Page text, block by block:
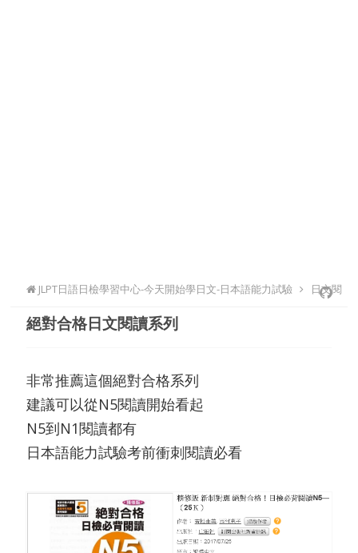
JLPT日語日檢學習中心-今天開始學日文-日本語能力試驗 日文閱
讀自學
絕對合格日文閱讀系列
非常推薦這個絕對合格系列
建議可以從N5閱讀開始看起
N5到N1閱讀都有
日本語能力試驗考前衝刺閱讀必看